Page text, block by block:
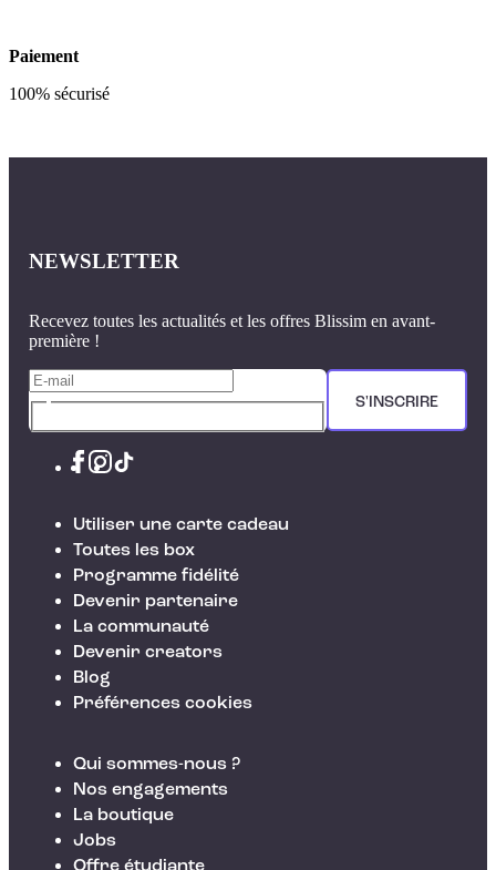
Paiement
100% sécurisé
NEWSLETTER
Recevez toutes les actualités et les offres Blissim en avant-
première !
S'INSCRIRE
Utiliser une carte cadeau
Toutes les box
Programme fidélité
Devenir partenaire
La communauté
Devenir creators
Blog
Préférences cookies
Qui sommes-nous ?
Nos engagements
La boutique
Jobs